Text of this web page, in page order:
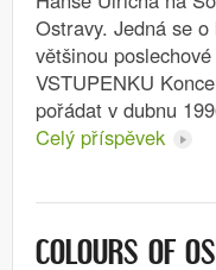
Ostravy. Jedná se
většinou
VSTUPENKU
pořádat v dubnu
Celý příspěvek
COLOURS OF